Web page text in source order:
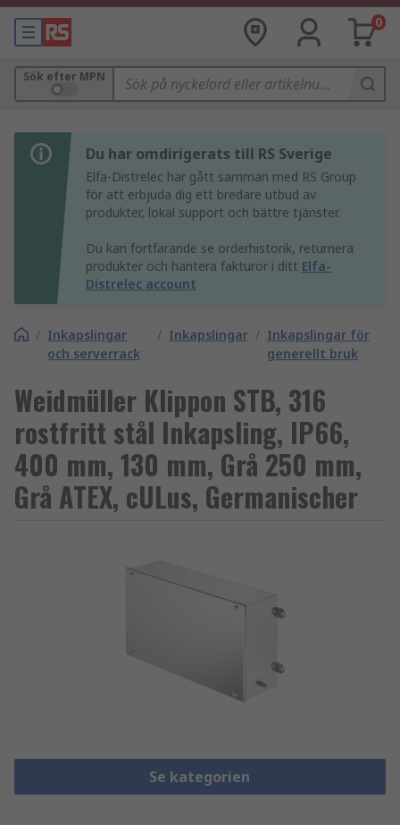
0
Sök efter MPN
Du har omdirigerats till RS Sverige
Elfa-Distrelec har gått samman med RS Group
för att erbjuda dig ett bredare utbud av
produkter, lokal support och bättre tjänster.
Du kan fortfarande se orderhistorik, returnera
produkter och hantera fakturor i ditt Elfa-
Distrelec account
/ Inkapslingar
och serverrack
/ Inkapslingar / Inkapslingar för
generellt bruk
Weidmüller Klippon STB, 316
rostfritt stål Inkapsling, IP66,
400 mm, 130 mm, Grå 250 mm,
Grå ATEX, cULus, Germanischer
Se kategorien